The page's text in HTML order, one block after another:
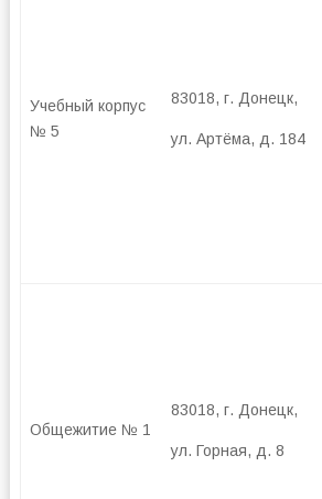
Учебный корпус
№ 5
83018, г. Донецк,
ул. Артёма, д. 184
Общежитие № 1
83018, г. Донецк,
ул. Горная, д. 8